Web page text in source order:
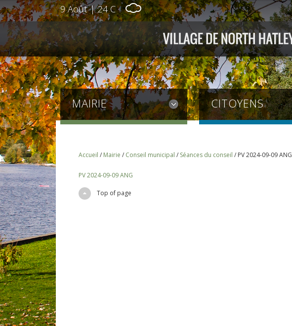
9 Août | 24 C
MAIRIE CITOYENS
Accueil / Mairie / Conseil municipal / Séances du conseil / PV 2024-09-09 ANG
PV 2024-09-09 ANG
Top of page